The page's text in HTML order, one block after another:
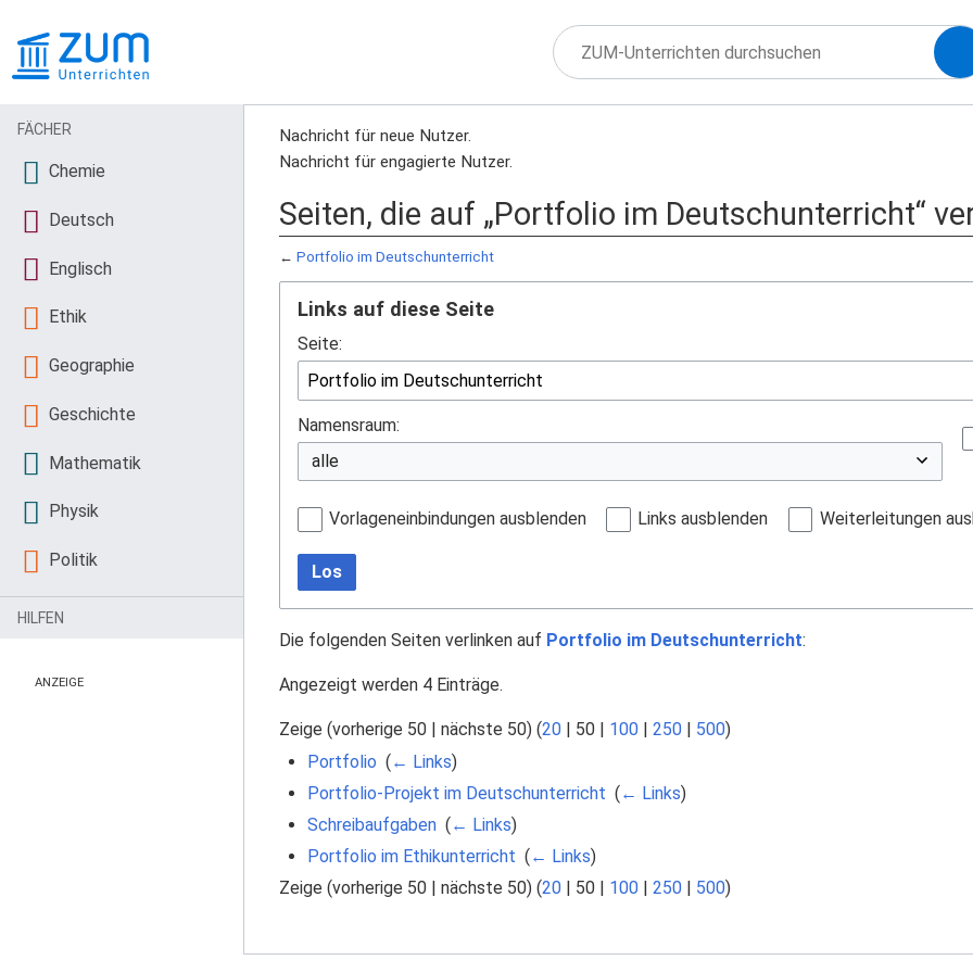
Nachricht für neue Nutzer.
Nachricht für engagierte Nutzer.
Seiten, die auf „Portfolio im Deutschunterricht“
← Portfolio im Deutschunterricht
Links auf diese Seite
Seite:
Namensraum:
Vorlageneinbindungen ausblenden Links ausblenden Weiterleitungen
Los
Die folgenden Seiten verlinken auf Portfolio im Deutschunterricht:
Angezeigt werden 4 Einträge.
Zeige (vorherige 50 | nächste 50) (20 | 50 | 100 | 250 | 500)
Portfolio (← Links)
Portfolio-Projekt im Deutschunterricht (← Links)
Schreibaufgaben‎ (← Links)
Portfolio im Ethikunterricht (← Links)
Zeige (vorherige 50 | nächste 50) (20 | 50 | 100 | 250 | 500)
FÄCHER
Chemie
Deutsch
Englisch
Ethik
Geographie
Geschichte
Mathematik
Physik
Politik
HILFEN
ANZEIGE